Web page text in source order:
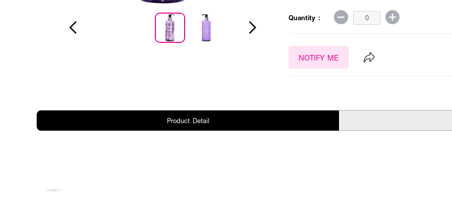
Quantity :
NOTIFY ME
Product Detail